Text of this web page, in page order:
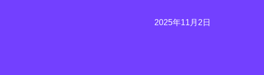
2025年11月2日